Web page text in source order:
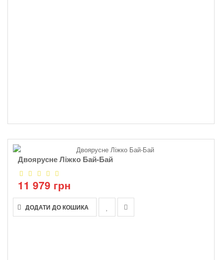
Двоярусне Ліжко Бай-Бай
11 979 грн
ДОДАТИ ДО КОШИКА